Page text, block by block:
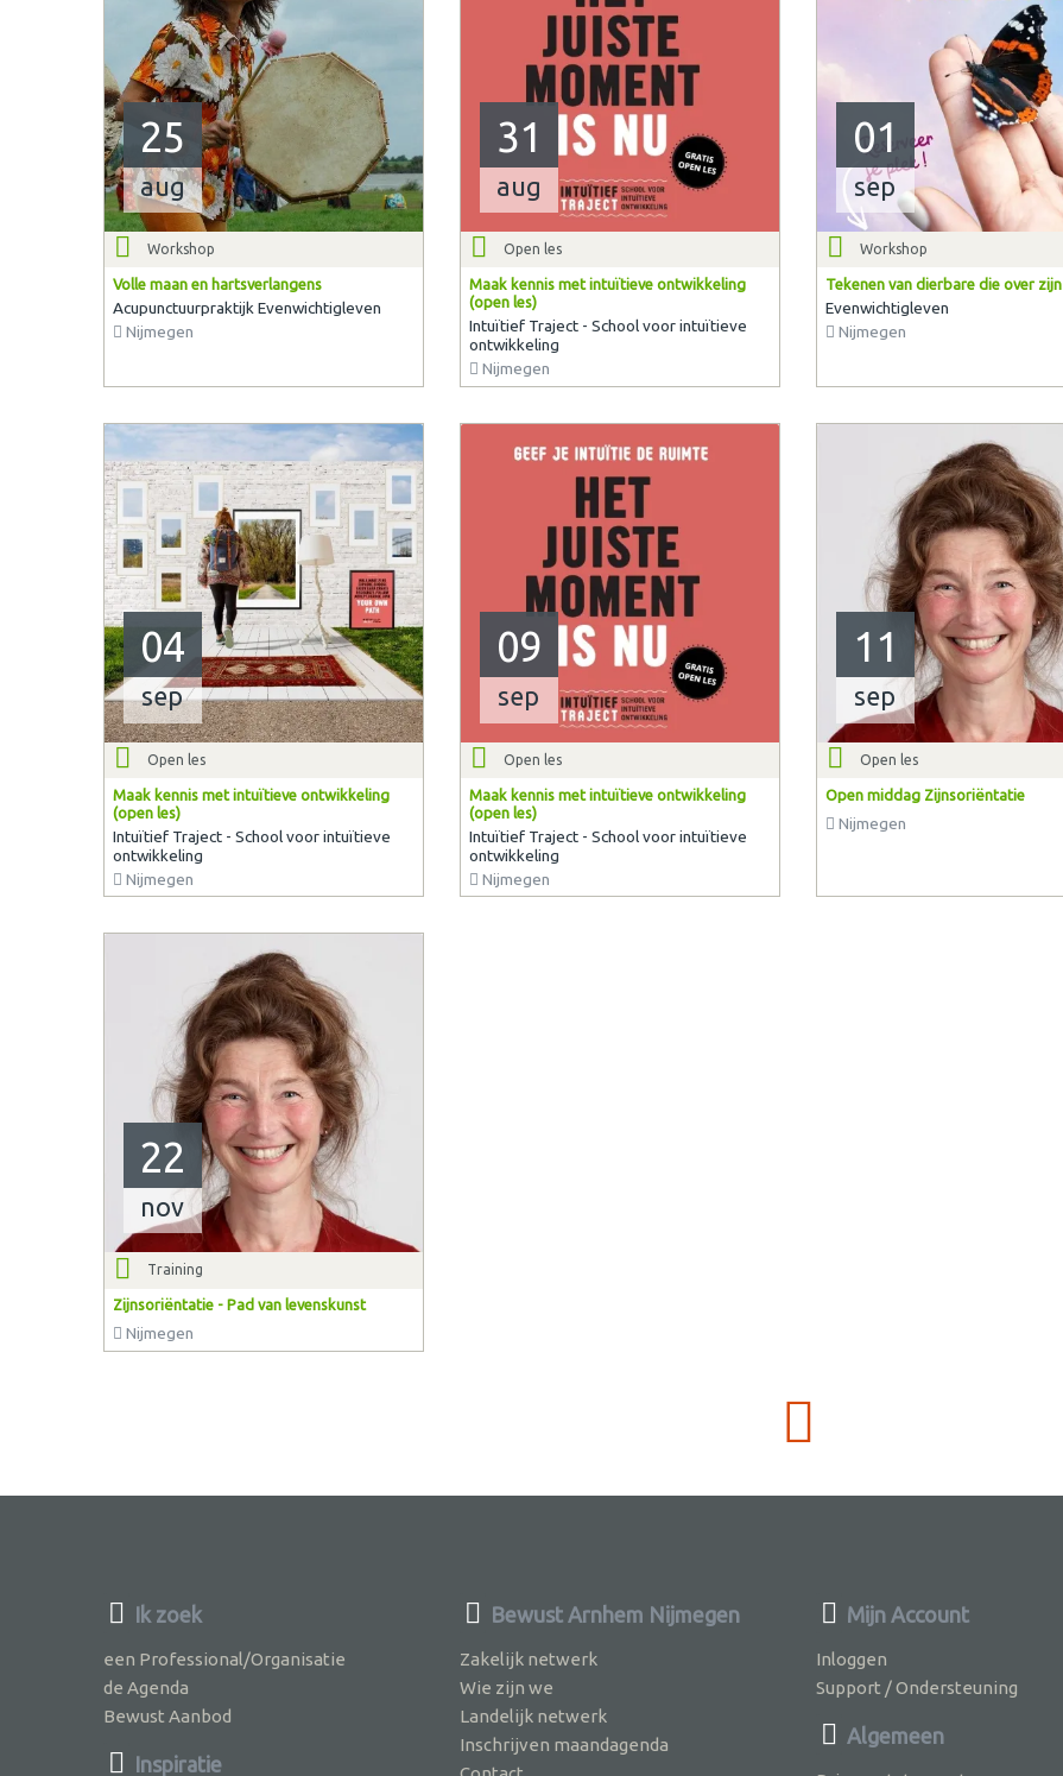
25
aug
Workshop
Volle maan en hartsverlangens
Acupunctuurpraktijk Evenwichtigleven
Nijmegen
31
aug
Open les
Maak kennis met intuïtieve ontwikkeling
(open les)
Intuïtief Traject - School voor intuïtieve
ontwikkeling
Nijmegen
01
sep
Workshop
Tekenen van dierbare die over zijn
Evenwichtigleven
Nijmegen
04
sep
Open les
Maak kennis met intuïtieve ontwikkeling
(open les)
Intuïtief Traject - School voor intuïtieve
ontwikkeling
Nijmegen
09
sep
Open les
Maak kennis met intuïtieve ontwikkeling
(open les)
Intuïtief Traject - School voor intuïtieve
ontwikkeling
Nijmegen
11
sep
Open les
Open middag Zijnsoriëntatie
Nijmegen
22
nov
Training
Zijnsoriëntatie - Pad van levenskunst
Nijmegen
Ik zoek
een Professional/Organisatie
de Agenda
Bewust Aanbod
Inspiratie
Bewust Arnhem Nijmegen
Zakelijk netwerk
Wie zijn we
Landelijk netwerk
Inschrijven maandagenda
Mijn Account
Inloggen
Support / Ondersteuning
Algemeen